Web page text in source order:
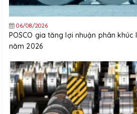
06/08/2026
POSCO gia tăng lợi nhuận phân
năm 2026